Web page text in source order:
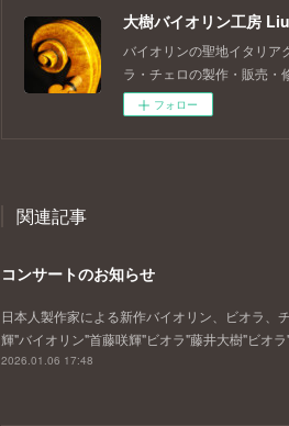
大樹バイオリン工房
バイオリンの聖地イタリア
ラ・チェロの製作・販売・
フォロー
関連記事
コンサートのお知らせ
日本人製作家による新作バイオリン、ビオラ、
輝"バイオリン"首藤咲輝"ビオラ"藤井大樹"ビオ
2026.01.06 17:48